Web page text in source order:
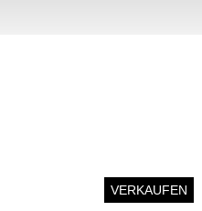
VERKAUFEN